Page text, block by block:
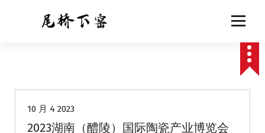
10 月 4 2023
2023湖南（醴陵）国际陶瓷产业博览会